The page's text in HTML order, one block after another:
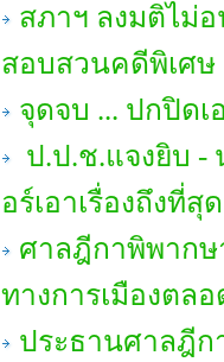
สภาฯ ลงมติไม่
สอบสวนคดีพิเศษ
จุดจบ ... ปกปิด
ป.ป.ช.แจงยิบ -
อร์เอาเรื่องถึงที่
ศาลฎีกาพิพากษ
ทางการเมืองตล
ประธานศาลฎีก